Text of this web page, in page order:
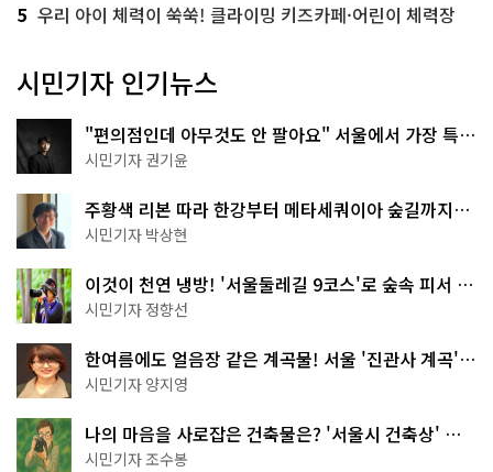
5 우리 아이 체력이 쑥쑥! 클라이밍 키즈카페·어린이 체력장
시민기자 인기뉴스
"편의점인데 아무것도 안 팔아요" 서울에서 가장 특별
한 편의점의 정체
시민기자 권기윤
주황색 리본 따라 한강부터 메타세쿼이아 숲길까지…
서울둘레길 15코스
시민기자 박상현
이것이 천연 냉방! '서울둘레길 9코스'로 숲속 피서 떠
나볼까
시민기자 정향선
한여름에도 얼음장 같은 계곡물! 서울 '진관사 계곡'이
천국이네~
시민기자 양지영
나의 마음을 사로잡은 건축물은? '서울시 건축상' 수
상작 공개!
시민기자 조수봉